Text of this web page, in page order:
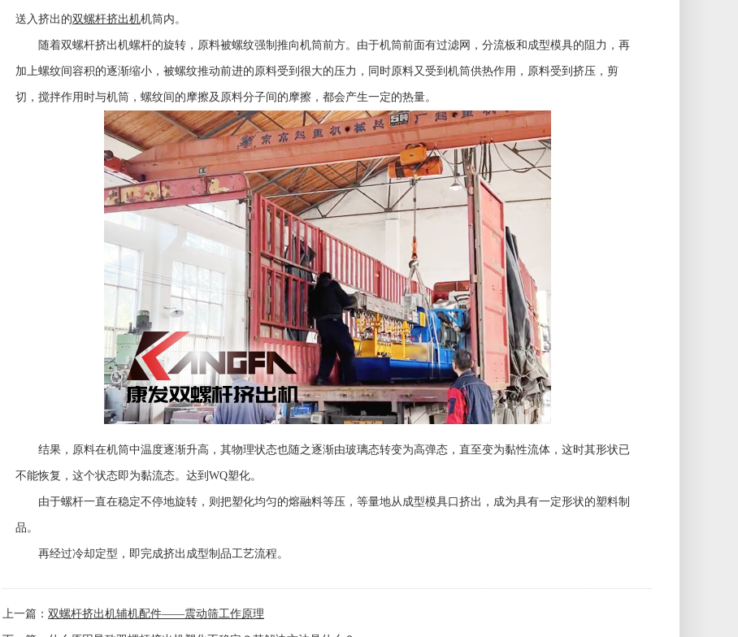
送入挤出的双螺杆挤出机机筒内。
随着双螺杆挤出机螺杆的旋转，原料被螺纹强制推向机筒前方。由于机筒前面有过滤网，分流板和成型模具的阻力，再
加上螺纹间容积的逐渐缩小，被螺纹推动前进的原料受到很大的压力，同时原料又受到机筒供热作用，原料受到挤压，剪
切，搅拌作用时与机筒，螺纹间的摩擦及原料分子间的摩擦，都会产生一定的热量。
结果，原料在机筒中温度逐渐升高，其物理状态也随之逐渐由玻璃态转变为高弹态，直至变为黏性流体，这时其形状已
不能恢复，这个状态即为黏流态。达到WQ塑化。
由于螺杆一直在稳定不停地旋转，则把塑化均匀的熔融料等压，等量地从成型模具口挤出，成为具有一定形状的塑料制
品。
再经过冷却定型，即完成挤出成型制品工艺流程。
上一篇： 双螺杆挤出机辅机配件——震动筛工作原理